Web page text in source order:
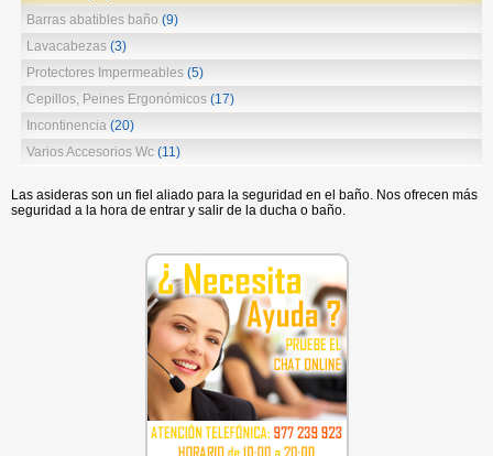
Barras abatibles baño (9)
Lavacabezas (3)
Protectores Impermeables (5)
Cepillos, Peines Ergonómicos (17)
Incontinencia (20)
Varios Accesorios Wc (11)
Las asideras son un fiel aliado para la seguridad en el baño. Nos ofrecen más
seguridad a la hora de entrar y salir de la ducha o baño.